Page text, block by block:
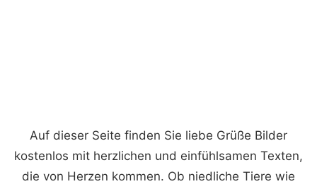
Auf dieser Seite finden Sie liebe Grüße Bilder
kostenlos mit herzlichen und einfühlsamen Texten,
die von Herzen kommen. Ob niedliche Tiere wie